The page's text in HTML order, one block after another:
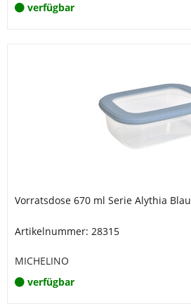
verfügbar
Vorratsdose 670 ml Serie Alythia Blau
Artikelnummer: 28315
MICHELINO
verfügbar